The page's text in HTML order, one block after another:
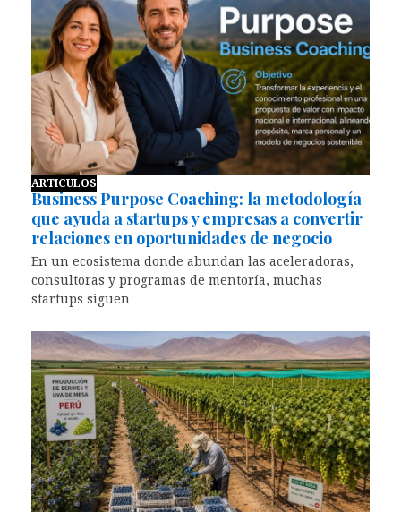
ARTICULOS
Business Purpose Coaching: la metodología
que ayuda a startups y empresas a convertir
relaciones en oportunidades de negocio
En un ecosistema donde abundan las aceleradoras,
consultoras y programas de mentoría, muchas
startups siguen…